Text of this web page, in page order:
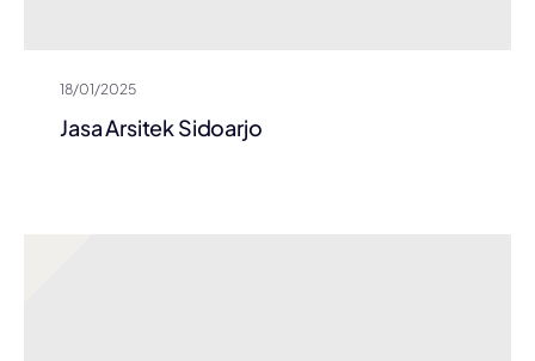
18/01/2025
Jasa Arsitek Sidoarjo